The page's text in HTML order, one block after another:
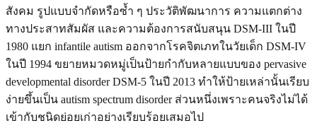
สังคม รูปแบบจำกัดหรือซ้ำ ๆ ประวัติพัฒนาการ ความแตกต่าง
ทางประสาทสัมผัส และความต้องการสนับสนุน DSM-III ในปี
1980 แยก infantile autism ออกจากโรคจิตเภทในวัยเด็ก DSM-IV
ในปี 1994 ขยายหมวดหมู่เป็นป้ายกำกับหลายแบบของ pervasive
developmental disorder DSM-5 ในปี 2013 ทำให้ป้ายเหล่านั้นเรียบ
ง่ายขึ้นเป็น autism spectrum disorder ส่วนหนึ่งเพราะคนจริงไม่ได้
เข้ากับชนิดย่อยเก่าอย่างเรียบร้อยเสมอไป